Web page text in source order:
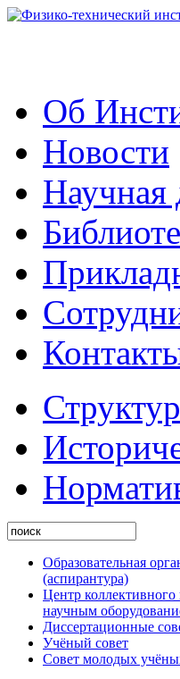
Об
Новости
Научная
Образовательная
(аспирантура)
Центр коллективного
научным
Диссертационные
Учёный совет
Совет молодых